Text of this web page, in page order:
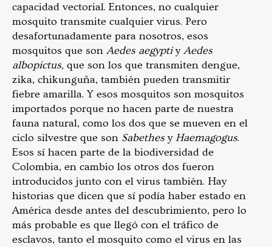
capacidad vectorial. Entonces, no cualquier
mosquito transmite cualquier virus. Pero
desafortunadamente para nosotros, esos
mosquitos que son Aedes aegyptiyAedes
albopictus, que son los que transmiten dengue,
zika, chikunguña, también pueden transmitir
fiebre amarilla. Y esos mosquitos son mosquitos
importados porque no hacen parte de nuestra
fauna natural, como los dos que se mueven en el
ciclo silvestre que son SabethesyHaemagogus.
Esos sí hacen parte de la biodiversidad de
Colombia, en cambio los otros dos fueron
introducidos junto con el virus también. Hay
historias que dicen que sí podía haber estado en
América desde antes del descubrimiento, pero lo
más probable es que llegó con el tráfico de
esclavos, tanto el mosquito como el virus en las